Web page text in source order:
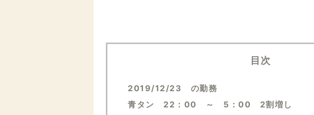
目次
2019/12/23 の勤務
青タン 22：00 ～ 5：00 2割増し